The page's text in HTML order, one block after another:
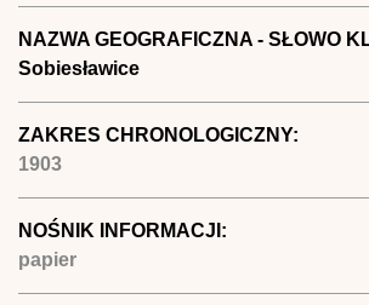
NAZWA GEOGRAFICZNA - SŁOWO
Sobiesławice
ZAKRES CHRONOLOGICZNY:
1903
NOŚNIK INFORMACJI:
papier